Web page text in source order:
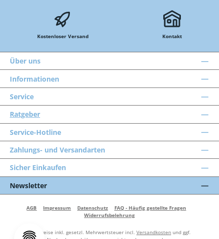
Kostenloser Versand Kontakt
Über uns
Informationen
Service
Ratgeber
Service-Hotline
Zahlungs- und Versandarten
Sicher Einkaufen
Newsletter
AGB Impressum Datenschutz
FAQ - Häufig gestellte Fragen
Widerrufsbelehrung
Alle Preise inkl. gesetzl. Mehrwertsteuer incl. Versandkosten und ggf.